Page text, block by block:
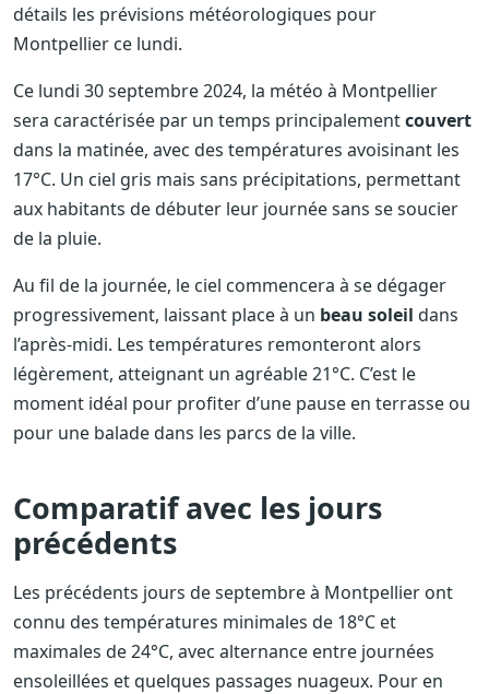
détails les prévisions météorologiques pour
Montpellier ce lundi.
Ce lundi 30 septembre 2024, la météo à Montpellier
sera caractérisée par un temps principalementcouvert
dans la matinée, avec des températures avoisinant les
17°C. Un ciel gris mais sans précipitations, permettant
aux habitants de débuter leur journée sans se soucier
de la pluie.
Au fil de la journée, le ciel commencera à se dégager
progressivement, laissant place à un beau soleil dans
l’après-midi. Les températures remonteront alors
légèrement, atteignant un agréable 21°C. C’est le
moment idéal pour profiter d’une pause en terrasse ou
pour une balade dans les parcs de la ville.
Comparatif avec les jours
précédents
Les précédents jours de septembre à Montpellier ont
connu des températures minimales de 18°C et
maximales de 24°C, avec alternance entre journées
ensoleillées et quelques passages nuageux. Pour en